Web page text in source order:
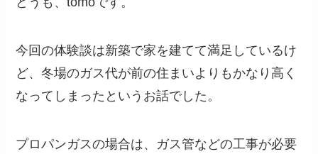
今回の体験談は新築で家を建てて満足しているけ
ど、冬場のガス代が前の住まいよりもかなり高く
なってしまったというお話でした。
プロパンガスの場合は、ガス管などの工事が必要